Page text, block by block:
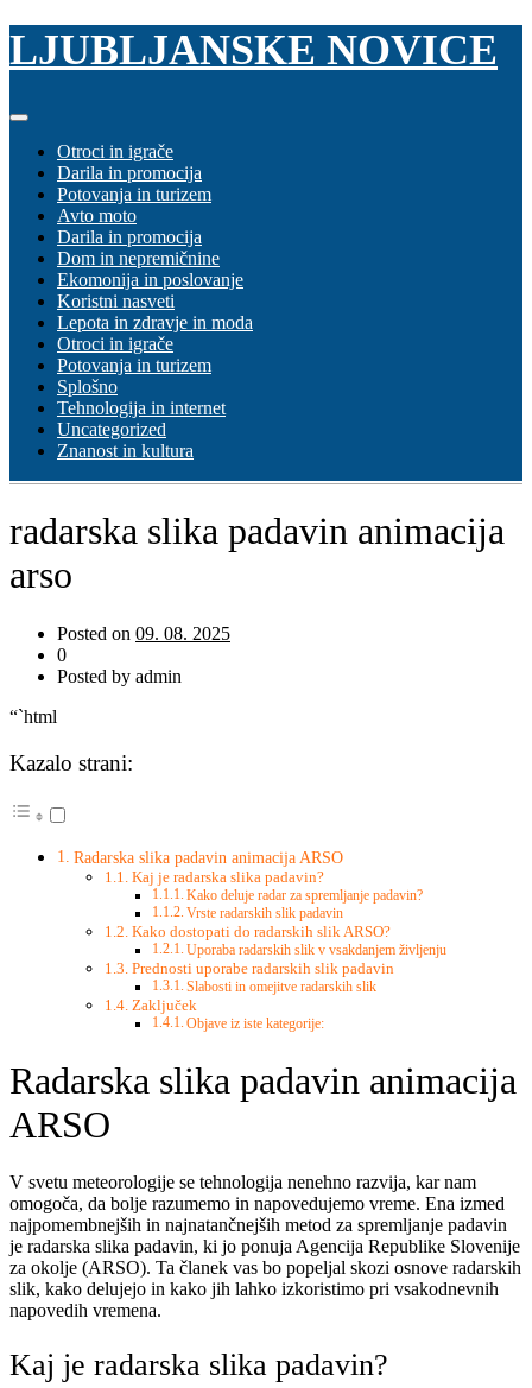
Skip
content
LJUBLJANSKE NOVICE
Otroci in igrače
Darila in promocija
Potovanja in turizem
Avto moto
Darila in promocija
Dom in nepremičnine
Ekomonija in poslovanje
Koristni nasveti
Lepota in zdravje in moda
Otroci in igrače
Potovanja in turizem
Splošno
Tehnologija in internet
Uncategorized
Znanost in kultura
radarska slika padavin animacija
arso
Posted on 09. 08. 2025
0
Posted by admin
“`html
Kazalo strani:
Radarska slika padavin animacija ARSO
Kaj je radarska slika padavin?
Kako deluje radar za spremljanje padavin?
Vrste radarskih slik padavin
Kako dostopati do radarskih slik ARSO?
Uporaba radarskih slik v vsakdanjem življenju
Prednosti uporabe radarskih slik padavin
Slabosti in omejitve radarskih slik
Zaključek
Objave iz iste kategorije:
Radarska slika padavin animacija
ARSO
V svetu meteorologije se tehnologija nenehno razvija, kar nam
omogoča, da bolje razumemo in napovedujemo vreme. Ena izmed
najpomembnejših in najnatančnejših metod za spremljanje padavin
je radarska slika padavin, ki jo ponuja Agencija Republike Slovenije
za okolje (ARSO). Ta članek vas bo popeljal skozi osnove radarskih
slik, kako delujejo in kako jih lahko izkoristimo pri vsakodnevnih
napovedih vremena.
Kaj je radarska slika padavin?